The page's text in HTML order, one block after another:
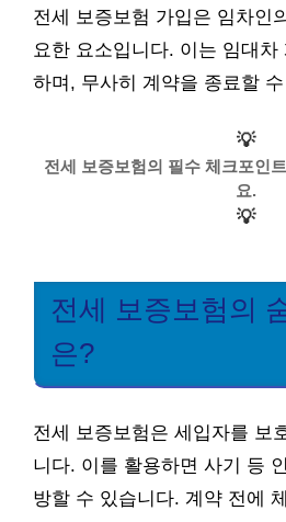
전세 보증보험 가입은 임차인
요한 요소입니다. 이는 임대차
하며, 무사히 계약을 종료할
💡
전세 보증보험의 필수 체크포인
요.
💡
전세 보증보험의
은?
전세 보증보험은 세입자를 보
니다. 이를 활용하면 사기 등
방할 수 있습니다. 계약 전에